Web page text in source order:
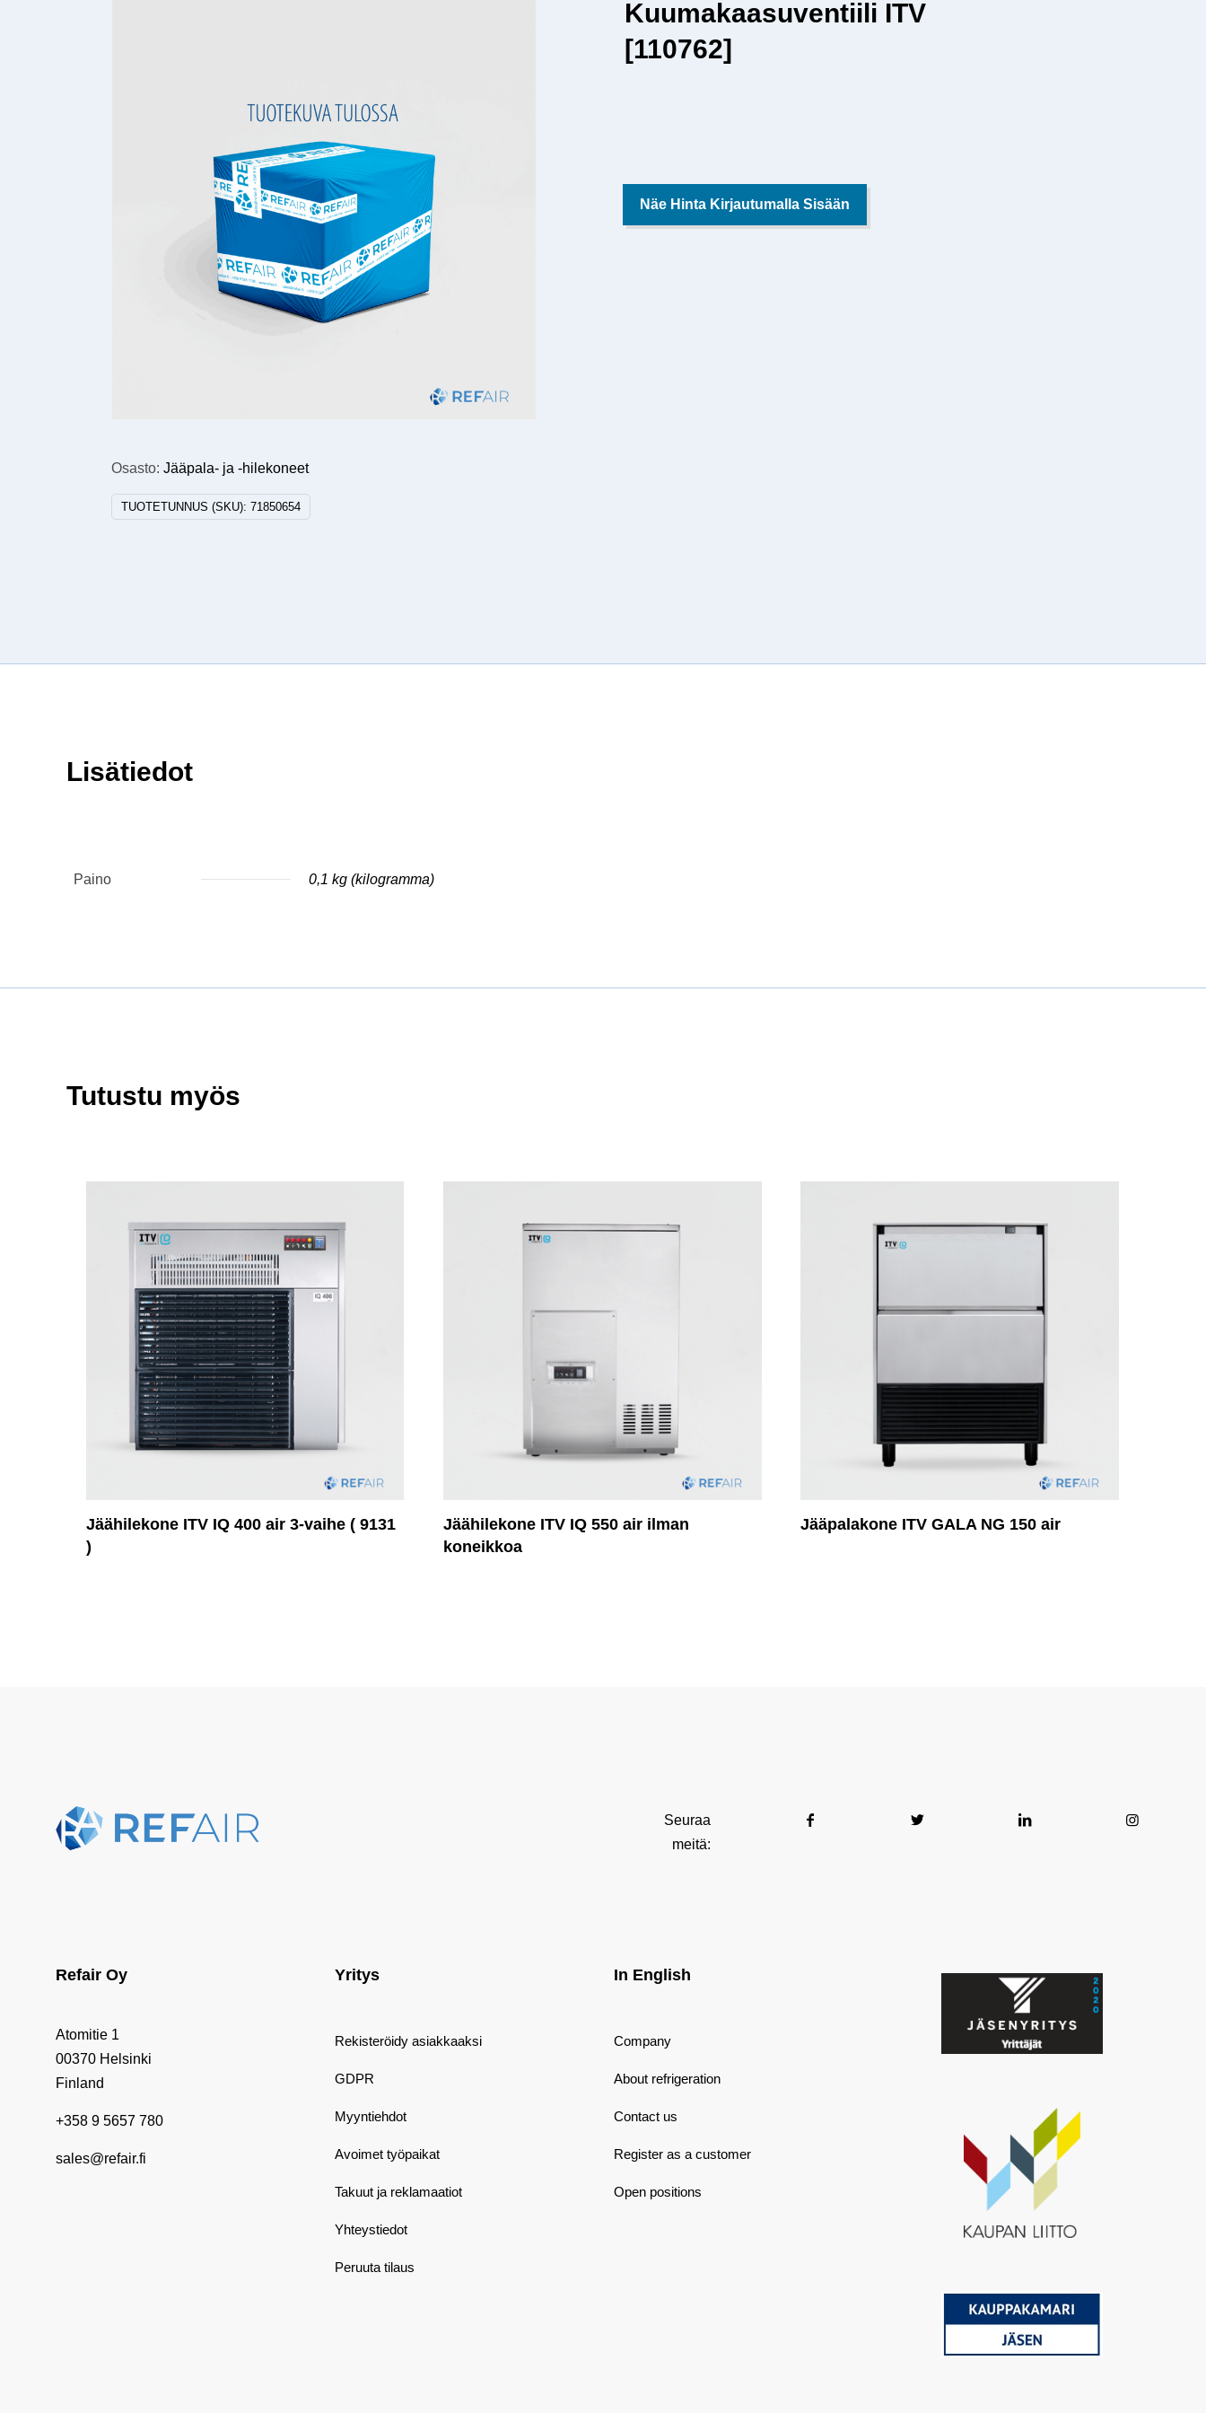
Osasto:Jääpala- ja -hilekoneet
TUOTETUNNUS (SKU):71850654
Kuumakaasuventiili ITV
[110762]
Näe Hinta Kirjautumalla Sisään
Lisätiedot
Paino 0,1 kg (kilogramma)
Tutustu myös
Jäähilekone ITV IQ 400 air 3-vaihe ( 9131
)
Jäähilekone ITV IQ 550 air ilman
koneikkoa
Jääpalakone ITV GALA NG 150 air
Seuraa
meitä:
Refair Oy
Atomitie 1
00370 Helsinki
Finland
+358 9 5657 780
sales@refair.fi
Yritys
Rekisteröidy asiakkaaksi
GDPR
Myyntiehdot
Avoimet työpaikat
Takuut ja reklamaatiot
Yhteystiedot
Peruuta tilaus
In English
Company
About refrigeration
Contact us
Register as a customer
Open positions